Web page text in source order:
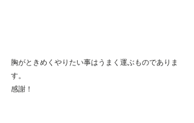
胸がときめくやりたい事はうまく運ぶものでありま
す。
感謝！